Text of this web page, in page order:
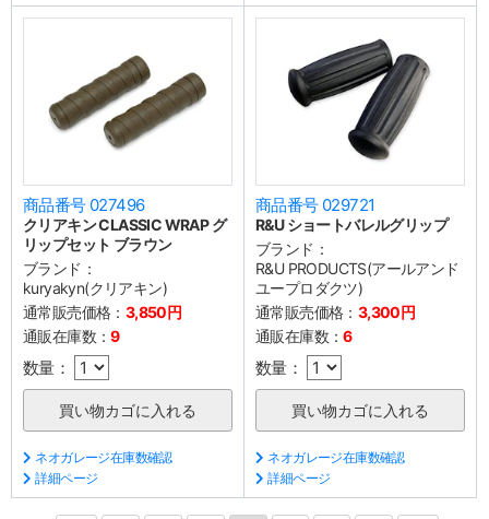
商品番号 027496
クリアキン CLASSIC WRAP グ
リップセット ブラウン
ブランド：
kuryakyn(クリアキン)
通常販売価格： 3,850円
通販在庫数：9
数量：
ネオガレージ在庫数確認
詳細ページ
商品番号 029721
R&U ショートバレルグリップ
ブランド：
R&U PRODUCTS(アールアンド
ユープロダクツ)
通常販売価格： 3,300円
通販在庫数：6
数量：
ネオガレージ在庫数確認
詳細ページ